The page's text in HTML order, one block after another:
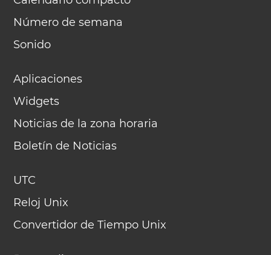
Número de semana
Sonido
Aplicaciones
Widgets
Noticias de la zona horaria
Boletín de Noticias
UTC
Reloj Unix
Convertidor de Tiempo Unix